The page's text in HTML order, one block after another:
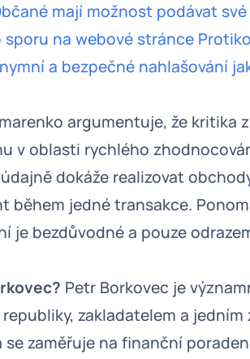
mají možnost podávat
sporu na webové stránce
a bezpečné nahlašování
argumentuje, že kritika
v oblasti rychlého
dokáže realizovat
během jedné transakce.
je bezdůvodné a pouze
Petr Borkovec je
zakladatelem a
se zaměřuje na finanční